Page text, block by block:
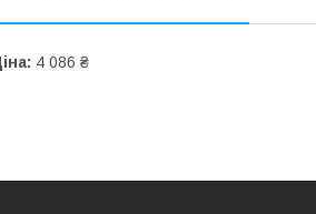
4 086 ₴